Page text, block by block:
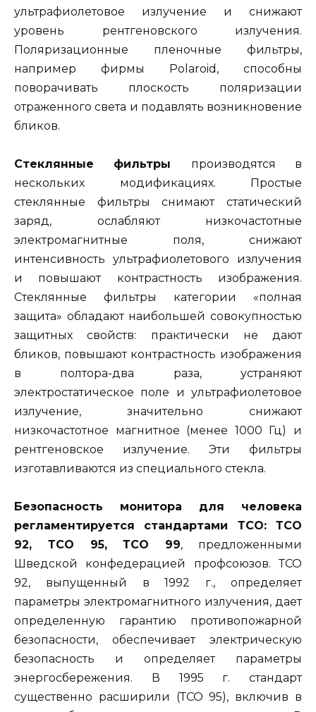
ультрафиолетовое излучение и снижают
уровень рентгеновского излучения.
Поляризационные пленочные фильтры,
например фирмы Polaroid, способны
поворачивать плоскость поляризации
отраженного света и подавлять возникновение
бликов.
Стеклянные фильтры производятся в
нескольких модификациях. Простые
стеклянные фильтры снимают статический
заряд, ослабляют низкочастотные
электромагнитные поля, снижают
интенсивность ультрафиолетового излучения
и повышают контрастность изображения.
Стеклянные фильтры категории «полная
защита» обладают наибольшей совокупностью
защитных свойств: практически не дают
бликов, повышают контрастность изображения
в полтора-два раза, устраняют
электростатическое поле и ультрафиолетовое
излучение, значительно снижают
низкочастотное магнитное (менее 1000 Гц) и
рентгеновское излучение. Эти фильтры
изготавливаются из специального стекла.
Безопасность монитора для человека
регламентируется стандартами ТСО: ТСО
92, ТСО 95, ТСО 99, предложенными
Шведской конфедерацией профсоюзов. ТСО
92, выпущенный в 1992 г., определяет
параметры электромагнитного излучения, дает
определенную гарантию противопожарной
безопасности, обеспечивает электрическую
безопасность и определяет параметры
энергосбережения. В 1995 г. стандарт
существенно расширили (ТСО 95), включив в